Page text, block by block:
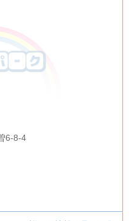
6-8-4